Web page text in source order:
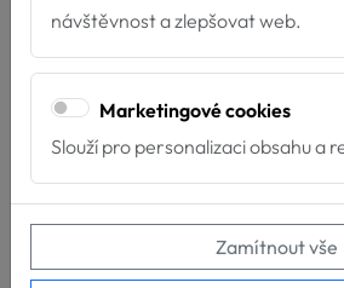
Děkujeme Nadaci
15.4.2026
Díky podpoře Nadace ČEZ
kde je to nejvíce potřeba!
návštěvnost a zlepšovat web.
Marketingové cookies
Slouží pro personalizaci obsahu a
Zamítnout vše